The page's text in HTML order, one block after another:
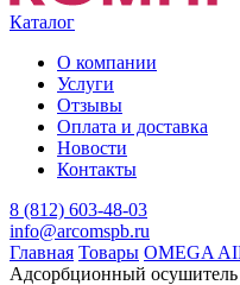
Каталог
О компании
Услуги
Отзывы
Оплата и доставка
Новости
Контакты
8 (812) 603-48-03
info@arcomspb.ru
Главная Товары OMEGA
Адсорбционный осушитель